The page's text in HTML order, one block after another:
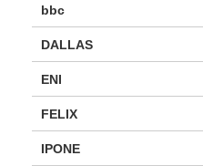
bbc
DALLAS
ENI
FELIX
IPONE